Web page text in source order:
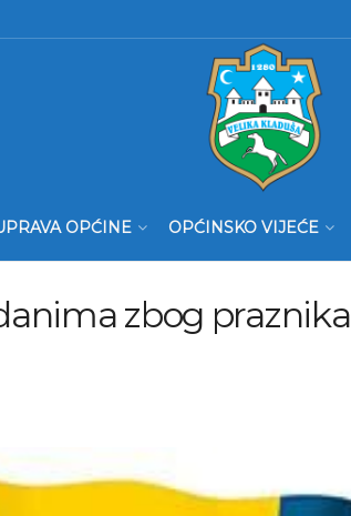
OPĆINE OPĆINSKO VIJEĆE
zbog praznika